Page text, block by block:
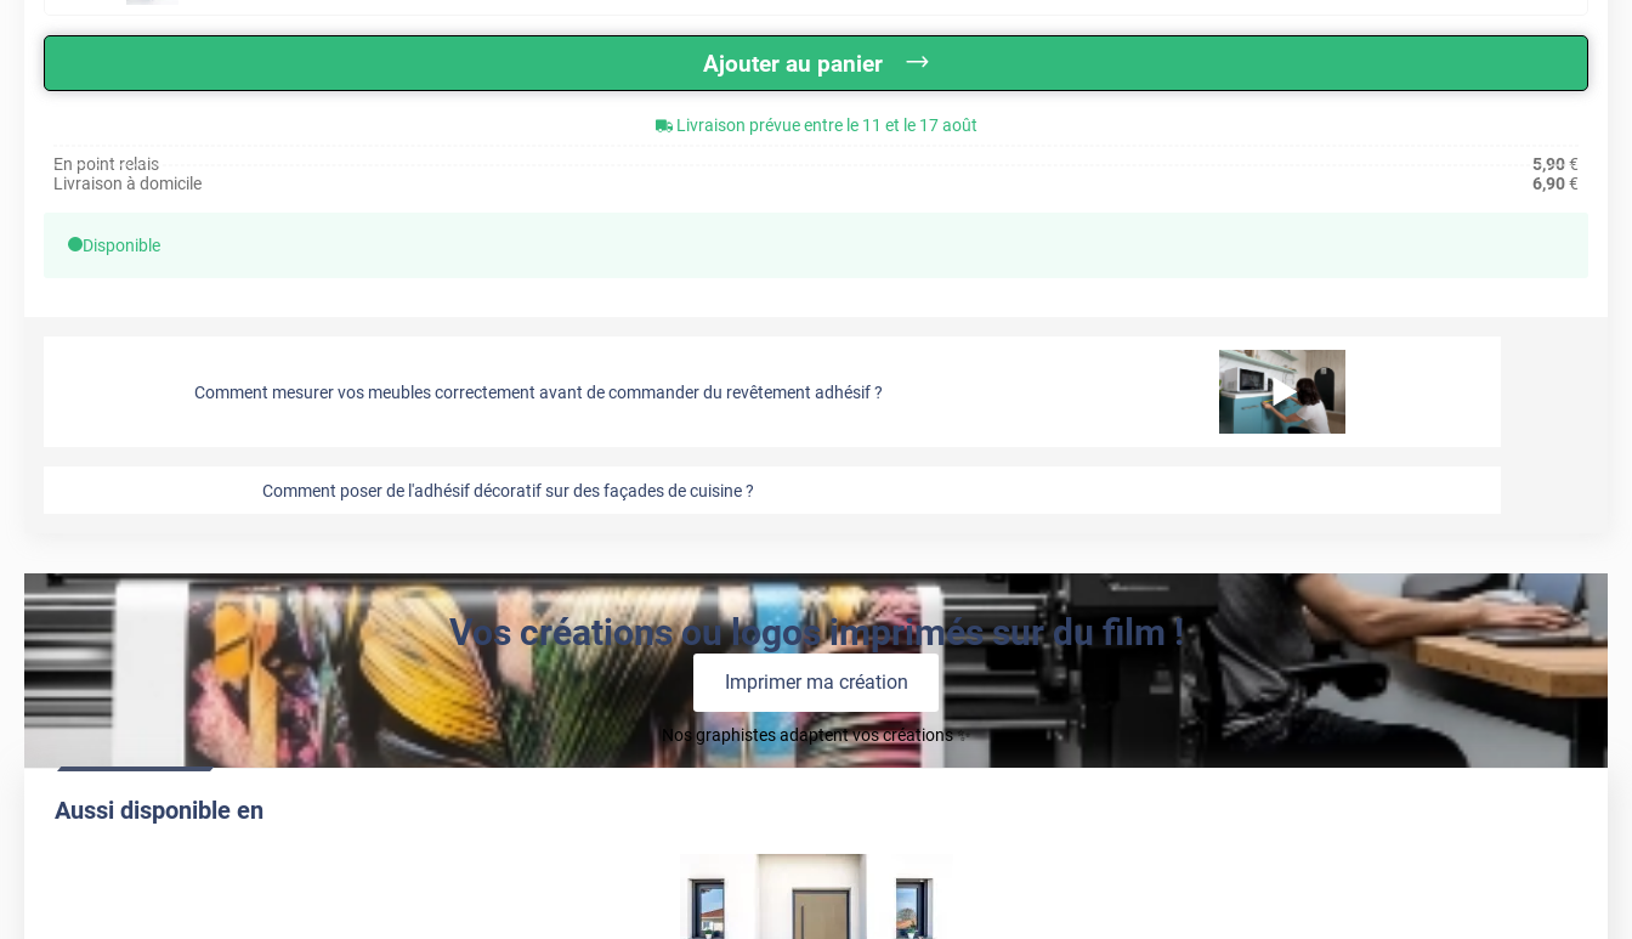
Ajouter au panier
Livraison prévue entre le 11 et le 17 août
En point relais
5,90€
Livraison à domicile
6,90€
Disponible
Comment mesurer vos meubles correctement avant de commander du revêtement adhésif ?
Comment poser de l'adhésif décoratif sur des façades de cuisine ?
Vos créations ou logos imprimés sur du film !
Imprimer ma création
Nos graphistes adaptent vos créations ✨
Aussi disponible en